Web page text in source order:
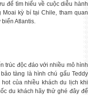
để tìm hiểu về cuộc diễu hành
kỳ bí tại Chile, tham quan
biển Atlantis.
trúc độc đáo với nhiều mô hình
tàng là hình chú gấu Teddy
của nhiều khách du lịch khi
du khách hãy thử ghé đây để